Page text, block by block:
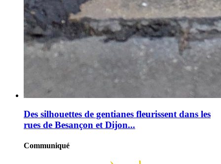
Des silhouettes de gentianes fleurissent dans les
rues de Besançon et Dijon...
Communiqué